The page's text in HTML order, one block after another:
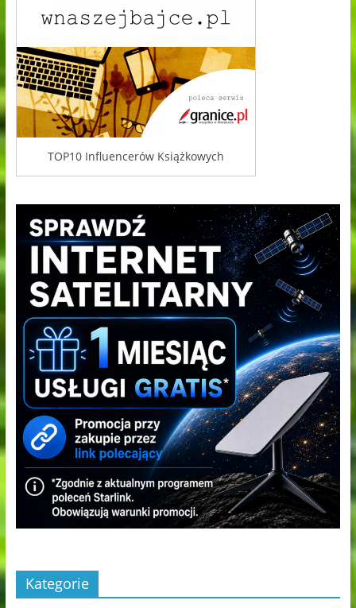
TOP10 Influencerów Książkowych
Kategorie